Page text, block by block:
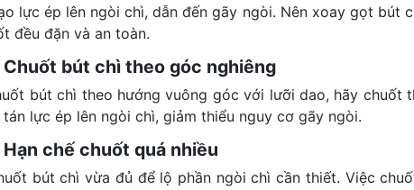
lực ép lên ngòi chì, dẫn đến gãy ngòi. Nên xoay gọt bút
đều đặn và an toàn.
bút chì theo góc nghiêng
bút chì theo hướng vuông góc với lưỡi dao, hãy chuốt
lực ép lên ngòi chì, giảm thiểu nguy cơ gãy ngòi.
chế chuốt quá nhiều
bút chì vừa đủ để lộ phần ngòi chì cần thiết. Việc